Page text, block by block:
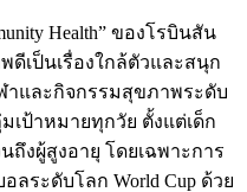
Health” ของโรบินสัน
ดีเป็นเรื่องใกล้ตัวและสนุก
าและกิจกรรมสุขภาพระดับ
เป้าหมายทุกวัย ตั้งแต่เด็ก
ถึงผู้สูงอายุ โดยเฉพาะการ
ระดับโลก World Cup ด้วย